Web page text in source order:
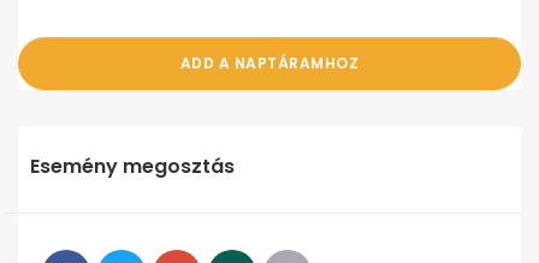
ADD A NAPTÁRAMHOZ
Esemény megosztás